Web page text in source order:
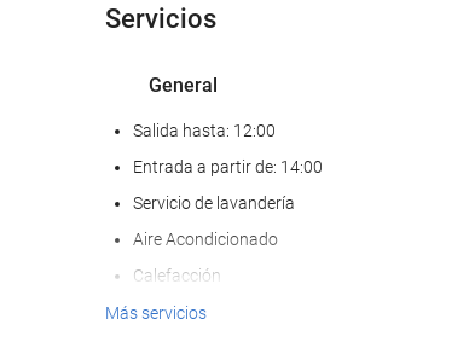
Servicios
General
Salida hasta: 12:00
Entrada a partir de: 14:00
Servicio de lavandería
Aire Acondicionado
Calefacción
Ascensor
Más servicios